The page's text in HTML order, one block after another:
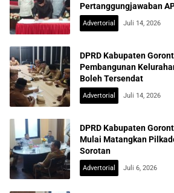
Pertanggungjawaban
Advertorial Juli 14, 2026
DPRD Kabupaten
Pembangunan
Boleh Tersendat
Advertorial Juli 14, 2026
DPRD Kabupaten
Mulai Matangkan
Sorotan
Advertorial Juli 6, 2026